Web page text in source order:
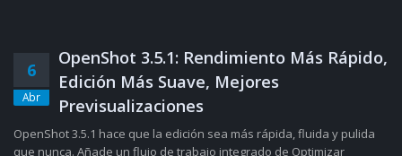
6
Abr
OpenShot 3.5.1: Rendimiento Más Rápido,
Edición Más Suave, Mejores
Previsualizaciones
OpenShot 3.5.1 hace que la edición sea más rápida, fluida y pulida
que nunca. Añade un flujo de trabajo integrado de Optimizar